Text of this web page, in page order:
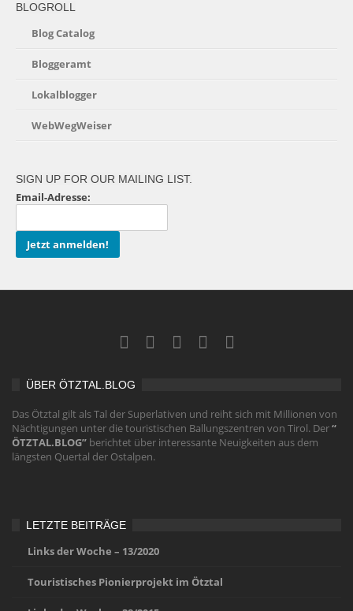
BLOGROLL
Blog Catalog
Bloggeramt
Lokalblogger
WebWegWeiser
SIGN UP FOR OUR MAILING LIST.
Email-Adresse:
ÜBER ÖTZTAL.BLOG
Das Ötztal gilt als Tal der Superlativen und reiht sich mit Millionen von
Nächtigungen unter die touristischen Ballungszentren von Tirol. Der“
ÖTZTAL.BLOG” berichtet über interessante Neuigkeiten aus dem
längsten Quertal der Ostalpen.
LETZTE BEITRÄGE
Links der Woche – 13/2020
Touristisches Pionierprojekt im Ötztal